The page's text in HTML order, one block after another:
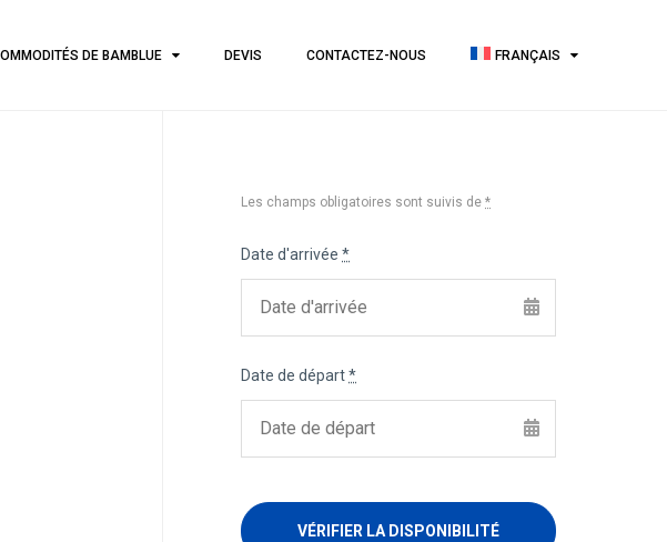
DE BAMBLUE DEVIS CONTACTEZ-NOUS FRANÇAIS
Les champs obligatoires sont suivis de*
Date d'arrivée*
Date de départ*